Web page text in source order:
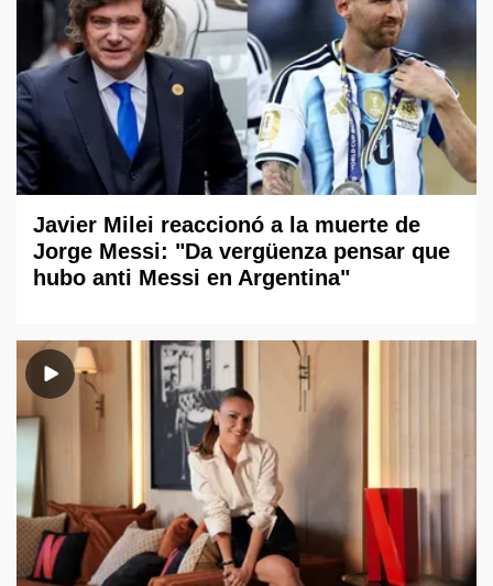
Javier Milei reaccionó a la muerte de
Jorge Messi: "Da vergüenza pensar que
hubo anti Messi en Argentina"